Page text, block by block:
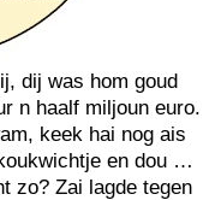
dij was hom goud
n haalf miljoun euro.
keek hai nog ais
en dou …
zo? Zai lagde tegen